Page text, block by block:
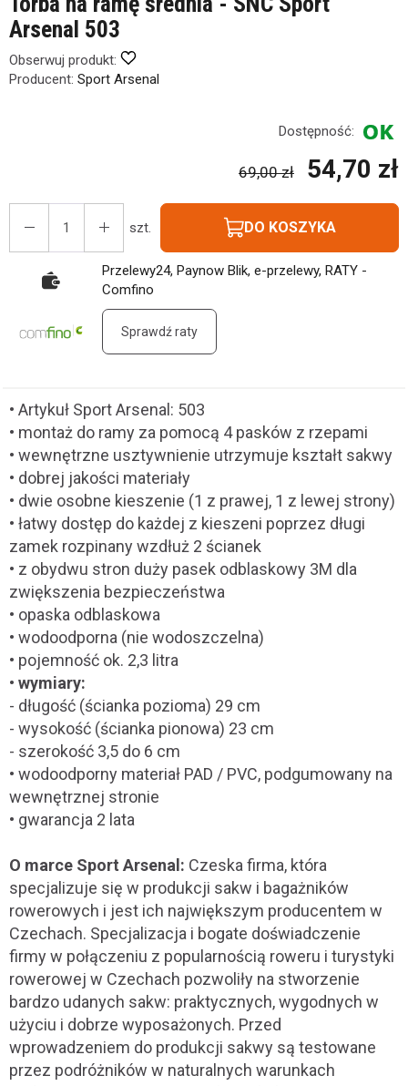
Arsenal 503
Obserwuj produkt:
Producent: Sport Arsenal
Dostępność:
69,00 zł 54,70 zł
szt. DO KOSZYKA
Przelewy24, Paynow Blik, e-przelewy, RATY -
Comfino
Sprawdź raty
• Artykuł Sport Arsenal: 503
• montaż do ramy za pomocą 4 pasków z rzepami
• wewnętrzne usztywnienie utrzymuje kształt sakwy
• dobrej jakości materiały
• dwie osobne kieszenie (1 z prawej, 1 z lewej strony)
• łatwy dostęp do każdej z kieszeni poprzez długi
zamek rozpinany wzdłuż 2 ścianek
• z obydwu stron duży pasek odblaskowy 3M dla
zwiększenia bezpieczeństwa
• opaska odblaskowa
• wodoodporna (nie wodoszczelna)
• pojemność ok. 2,3 litra
• wymiary:
- długość (ścianka pozioma) 29 cm
- wysokość (ścianka pionowa) 23 cm
- szerokość 3,5 do 6 cm
• wodoodporny materiał PAD / PVC, podgumowany na
wewnętrznej stronie
• gwarancja 2 lata
O marce Sport Arsenal: Czeska firma, która
specjalizuje się w produkcji sakw i bagażników
rowerowych i jest ich największym producentem w
Czechach. Specjalizacja i bogate doświadczenie
firmy w połączeniu z popularnością roweru i turystyki
rowerowej w Czechach pozwoliły na stworzenie
bardzo udanych sakw: praktycznych, wygodnych w
użyciu i dobrze wyposażonych. Przed
wprowadzeniem do produkcji sakwy są testowane
przez podróżników w naturalnych warunkach